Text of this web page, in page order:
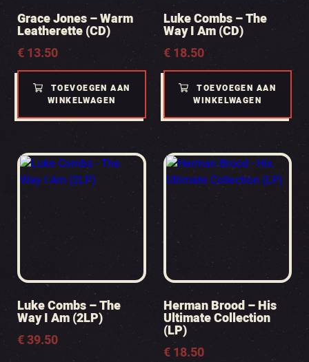
Grace Jones – Warm
Leatherette (CD)
€13.50
TOEVOEGEN AAN
WINKELWAGEN
Luke Combs – The
Way I Am (CD)
€18.50
TOEVOEGEN AAN
WINKELWAGEN
Luke Combs – The
Way I Am (2LP)
€39.50
Herman Brood – His
Ultimate Collection
(LP)
€18.50